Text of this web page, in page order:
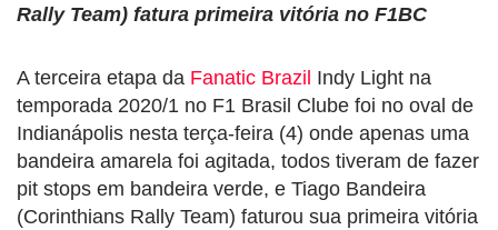
Rally Team) fatura primeira vitória no F1BC
A terceira etapa da Fanatic Brazil Indy Light na
temporada 2020/1 no F1 Brasil Clube foi no oval de
Indianápolis nesta terça-feira (4) onde apenas uma
bandeira amarela foi agitada, todos tiveram de fazer
pit stops em bandeira verde, e Tiago Bandeira
(Corinthians Rally Team) faturou sua primeira vitória